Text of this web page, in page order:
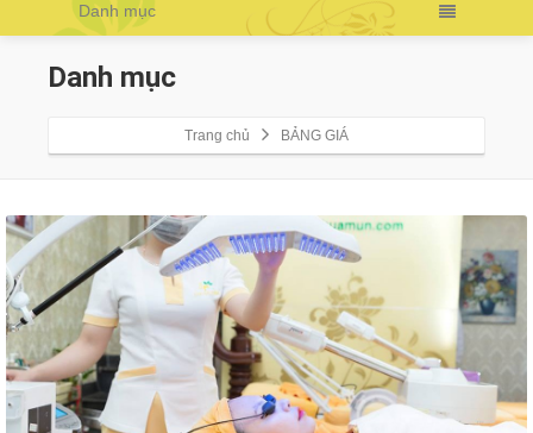
Danh mục
Danh mục
Trang chủ BẢNG GIÁ